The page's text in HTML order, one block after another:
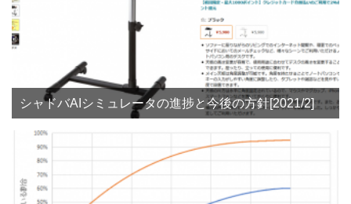
シャドバAIシミュレータの進捗と今後の方針[2021/2]